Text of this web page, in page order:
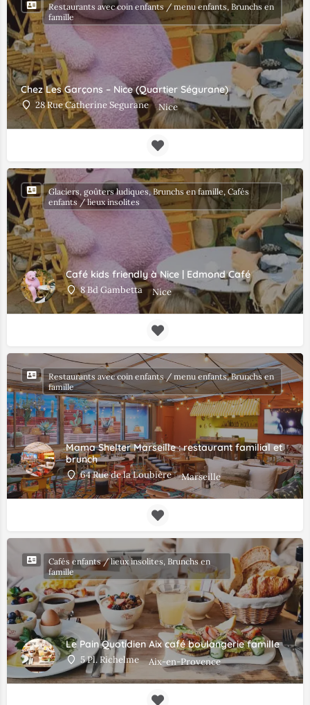
Chez Les Garçons – Nice (Quartier Ségurane)
28 Rue Catherine Segurane Nice
Restaurants avec coin enfants / menu enfants, Brunchs en
famille
Café kids friendly à Nice | Edmond Café
8 Bd Gambetta Nice
Glaciers, goûters ludiques, Brunchs en famille, Cafés
enfants / lieux insolites
Mama Shelter Marseille : restaurant familial et
brunch
64 Rue de la Loubière Marseille
Restaurants avec coin enfants / menu enfants, Brunchs en
famille
Le Pain Quotidien Aix café boulangerie famille
5 Pl. Richelme Aix-en-Provence
Cafés enfants / lieux insolites, Brunchs en
famille